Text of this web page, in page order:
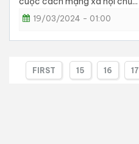
19/03/2024 - 01:00
FIRST 15 16 17